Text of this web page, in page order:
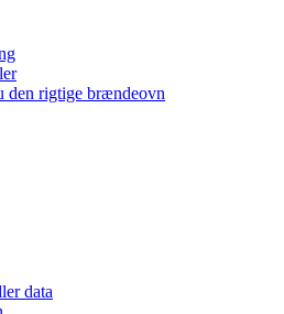
den rigtige brændeovn
data